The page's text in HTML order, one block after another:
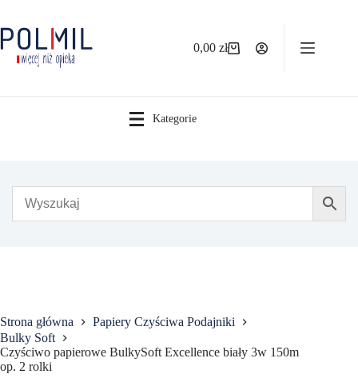
treści
Koszyk
0,00zł
Kategorie
Strona główna
Papiery Czyściwa Podajniki
Bulky Soft
Czyściwo papierowe BulkySoft Excellence biały 3w 150m
op. 2 rolki